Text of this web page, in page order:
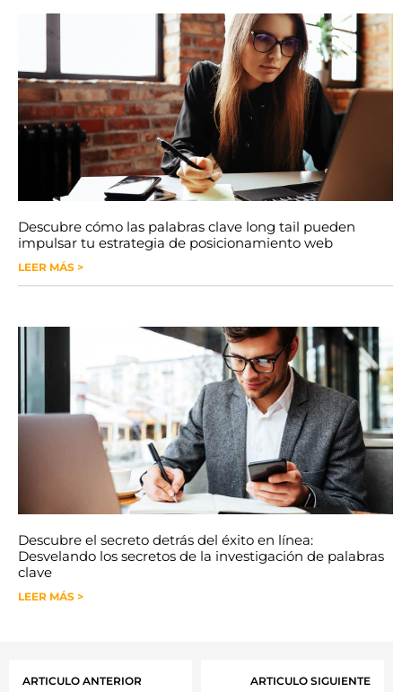
Descubre cómo las palabras clave long tail pueden
impulsar tu estrategia de posicionamiento web
LEER MÁS >
Descubre el secreto detrás del éxito en línea:
Desvelando los secretos de la investigación de palabras
clave
LEER MÁS >
ARTICULO ANTERIOR ARTICULO SIGUIENTE